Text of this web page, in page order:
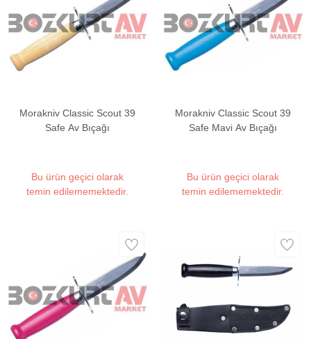
Morakniv Classic Scout 39
Safe Av Bıçağı
Bu ürün geçici olarak
temin edilememektedir.
Morakniv Classic Scout 39
Safe Mavi Av Bıçağı
Bu ürün geçici olarak
temin edilememektedir.